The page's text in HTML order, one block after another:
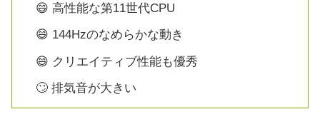
😄 高性能な第11世代CPU
😄 144Hzのなめらかな動き
😄 クリエイティブ性能も優秀
🙄 排気音が大きい